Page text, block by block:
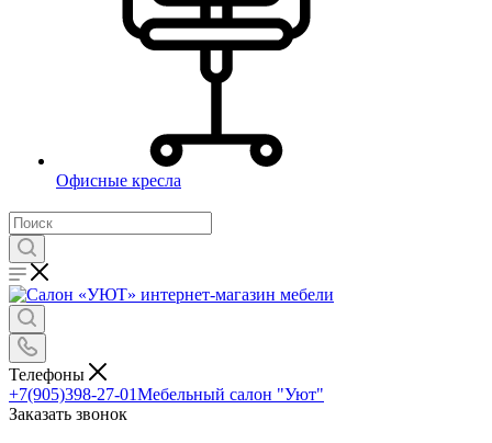
Офисные кресла
Телефоны
+7(905)398-27-01Мебельный салон "Уют"
Заказать звонок